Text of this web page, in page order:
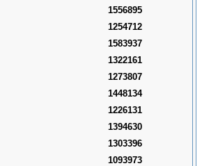
1556895
1254712
1583937
1322161
1273807
1448134
1226131
1394630
1303396
1093973